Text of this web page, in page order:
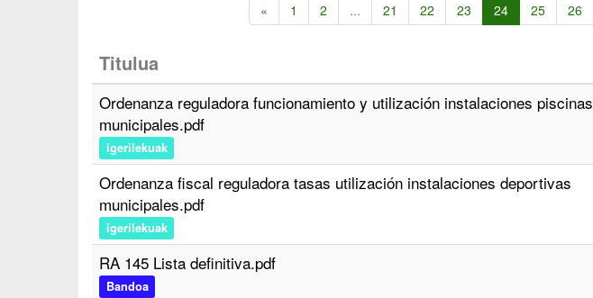
« 1 2 ... 21 22 23 24 25 26
Titulua
Ordenanza reguladora funcionamiento y utilización instalaciones piscinas
municipales.pdf
igerilekuak
Ordenanza fiscal reguladora tasas utilización instalaciones deportivas
municipales.pdf
igerilekuak
RA 145 Lista definitiva.pdf
Bandoa